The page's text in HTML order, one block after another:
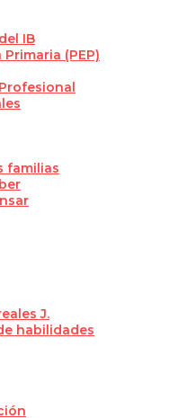
IB
(PEP)
familias
J.
habilidades